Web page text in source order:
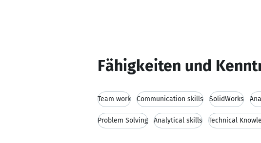
Fähigkeiten und
Team work Communication skills SolidWorks
Problem Solving Analytical skills Technical